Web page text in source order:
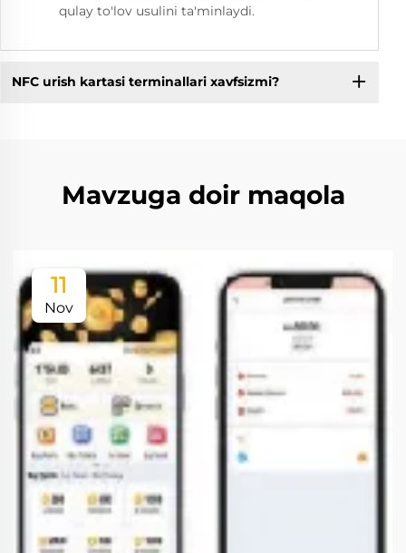
qulay to'lov usulini ta'minlaydi.
NFC urish kartasi terminallari xavfsizmi?
Mavzuga doir maqola
11
Nov